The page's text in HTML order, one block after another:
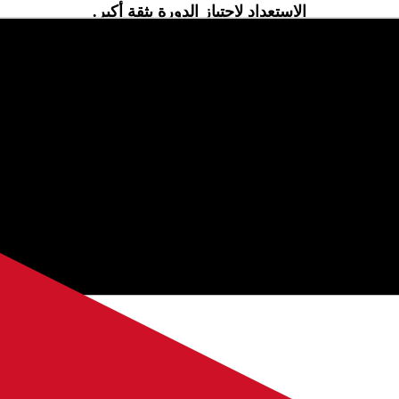
الاستعداد لاجتياز الدورة بثقة أكبر.
، وهو جزء من المحتوى
على توفير محتوى واضح وسهل الفهم. نحرص على تغطية المواضيع